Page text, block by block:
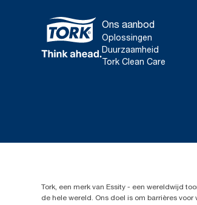
Ons aanbod
Oplossingen
Duurzaamheid
Tork Clean Care
Tork, een merk van Essity - een wereldwijd
de hele wereld. Ons doel is om barrières